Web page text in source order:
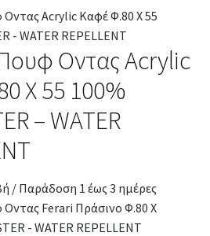
Οντας Acrylic
Χ 55 100%
– WATER
/ Παράδοση 1 έως 3 ημέρες